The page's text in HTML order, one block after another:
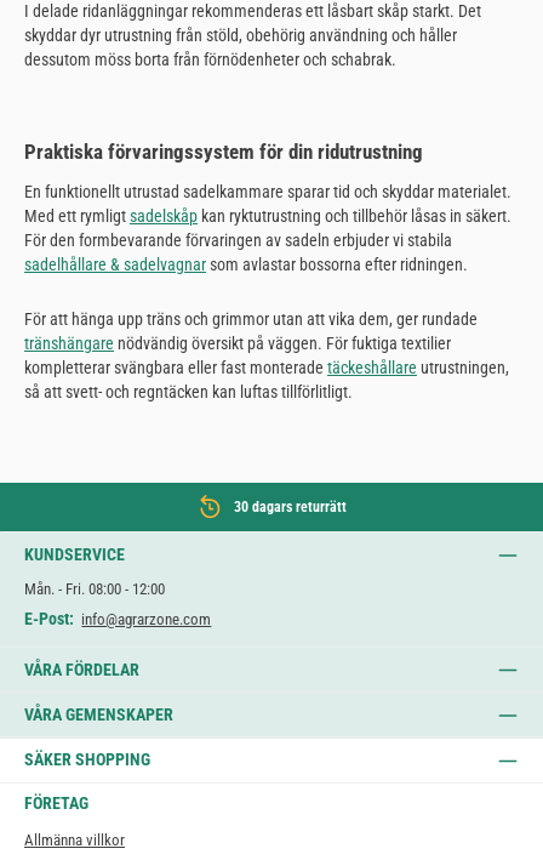
I delade ridanläggningar rekommenderas ett låsbart skåp starkt. Det
skyddar dyr utrustning från stöld, obehörig användning och håller
dessutom möss borta från förnödenheter och schabrak.
Praktiska förvaringssystem för din ridutrustning
En funktionellt utrustad sadelkammare sparar tid och skyddar materialet.
Med ett rymligtsadelskåp kan ryktutrustning och tillbehör låsas in säkert.
För den formbevarande förvaringen av sadeln erbjuder vi stabila
sadelhållare & sadelvagnarsom avlastar bossorna efter ridningen.
För att hänga upp träns och grimmor utan att vika dem, ger rundade
tränshängare nödvändig översikt på väggen. För fuktiga textilier
kompletterar svängbara eller fast monterade täckeshållare utrustningen,
så att svett- och regntäcken kan luftas tillförlitligt.
30 dagars returrätt
KUNDSERVICE
Mån. - Fri. 08:00 - 12:00
E-Post: info@agrarzone.com
VÅRA FÖRDELAR
VÅRA GEMENSKAPER
SÄKER SHOPPING
FÖRETAG
Allmänna villkor